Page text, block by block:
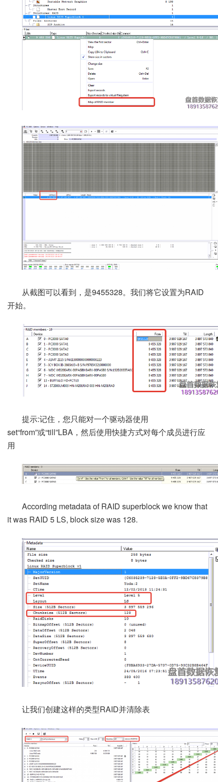
从截图可以看到，是9455328。我们将它设置为RAID
开始。
提示:记住，您只能对一个驱动器使用
set“from”或“till”LBA，然后使用快捷方式对每个成员进行应
用
According metadata of RAID superblock we know that
it was RAID 5 LS, block size was 128.
让我们创建这样的类型RAID并清除表